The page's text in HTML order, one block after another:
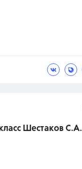
Шестаков С.А.